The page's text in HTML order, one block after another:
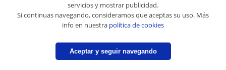
© 2007 - 2026 Tusclasesparticulares.com.ec
Mapa web:Profesores particulares
servicios y mostrar publicidad.
Si continuas navegando, consideramos que aceptas su uso. Más
info en nuestra política de cookies
Aceptar y seguir navegando